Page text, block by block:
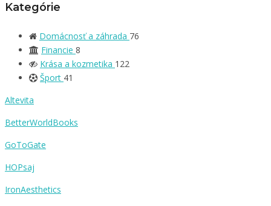
Kategórie
Domácnosť a záhrada 76
Financie 8
Krása a kozmetika 122
Šport 41
Altevita
BetterWorldBooks
GoToGate
HOPsaj
IronAesthetics